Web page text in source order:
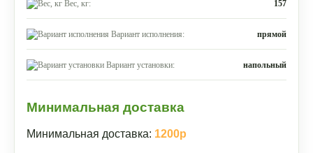
Вес, кг: 157
Вариант исполнения: прямой
Вариант установки: напольный
Минимальная доставка
Минимальная доставка: 1200р